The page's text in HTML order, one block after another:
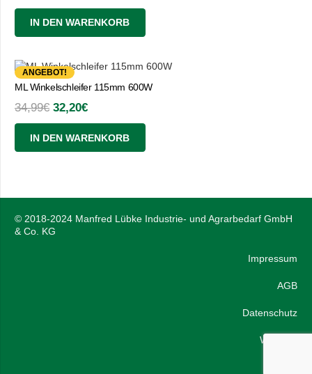
Preis
war:
219,99€
Preis
ist:
199,99€.
IN DEN WARENKORB
ANGEBOT!
ML Winkelschleifer 115mm 600W
34,99€ Ursprünglicher
Preis
war:
34,99€
32,20€Aktueller
Preis
ist:
32,20€.
IN DEN WARENKORB
© 2018-2024 Manfred Lübke Industrie- und Agrarbedarf GmbH
& Co. KG
Impressum
AGB
Datenschutz
Widerruf